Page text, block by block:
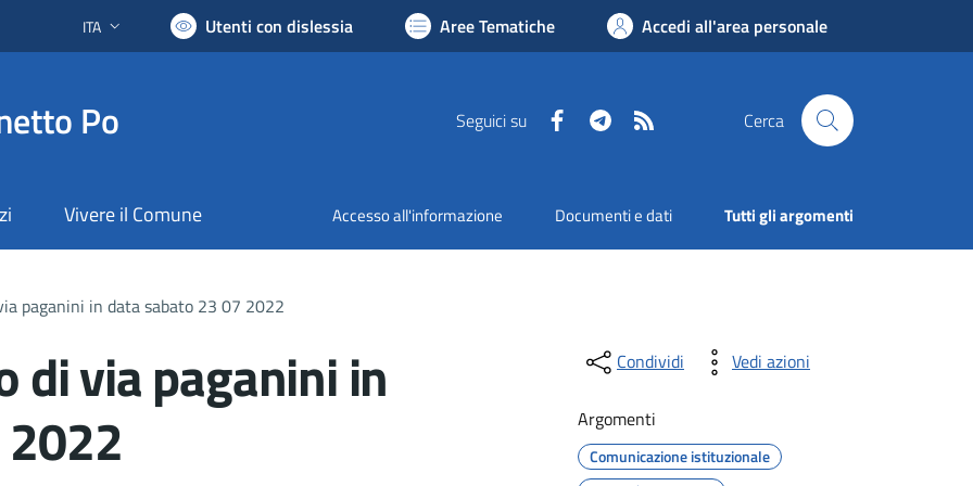
Lingua attiva:
ITA Utenti con dislessia Aree Tematiche Accedi all'area personale
Po Seguici su FacebookTelegram Cerca
Vivere il Comune Accesso all'informazione Documenti e dati Tutti gli argomenti
paganini in data sabato 23 07 2022
di via paganini in
Condividi Vedi azioni
Argomenti
Comunicazione istituzionale